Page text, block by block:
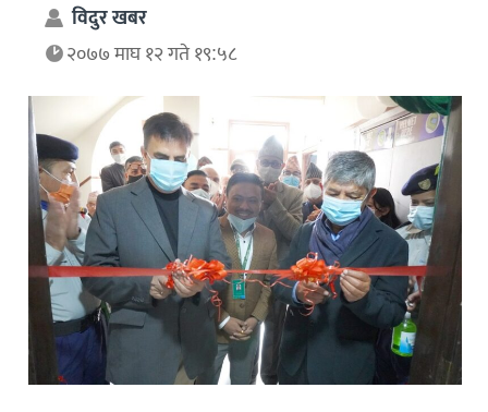
विदुर खबर
२०७७ माघ १२ गते १९:५८